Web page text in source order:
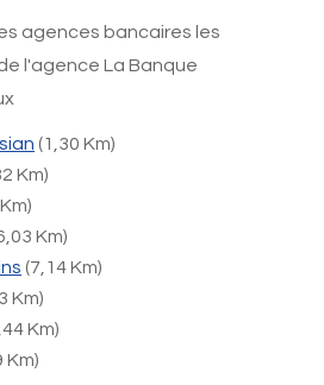
agences bancaires les
l'agence La Banque
(1,30 Km)
Km)
Km)
(7,14 Km)
Km)
Km)
Km)